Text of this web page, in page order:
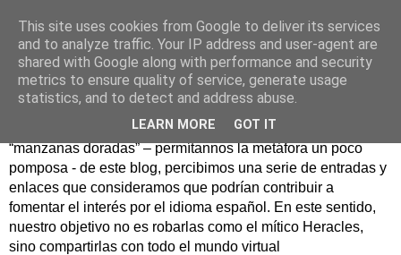
Hesperia
Según la mitología griega, Hesperia era un maravilloso
jardín en un lejano rincón del Occidente donde se
guardaban las famosas manzanas doradas. Como
“manzanas doradas” – permítannos la metáfora un poco
pomposa - de este blog, percibimos una serie de entradas y
enlaces que consideramos que podrían contribuir a
fomentar el interés por el idioma español. En este sentido,
nuestro objetivo no es robarlas como el mítico Heracles,
sino compartirlas con todo el mundo virtual
This site uses cookies from Google to deliver its services
and to analyze traffic. Your IP address and user-agent are
shared with Google along with performance and security
metrics to ensure quality of service, generate usage
statistics, and to detect and address abuse.
LEARN MORE GOT IT